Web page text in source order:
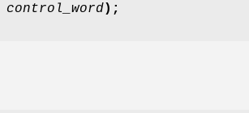
control_word);